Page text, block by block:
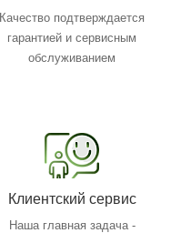
Качество подтверждается
гарантией и сервисным
обслуживанием
Клиентский сервис
Наша главная задача -